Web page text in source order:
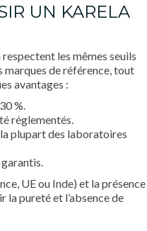
UN KARELA
les mêmes seuils
de référence, tout
avantages :
%.
réglementés.
plupart des laboratoires
UE ou Inde) et la présence
la pureté et l’absence de